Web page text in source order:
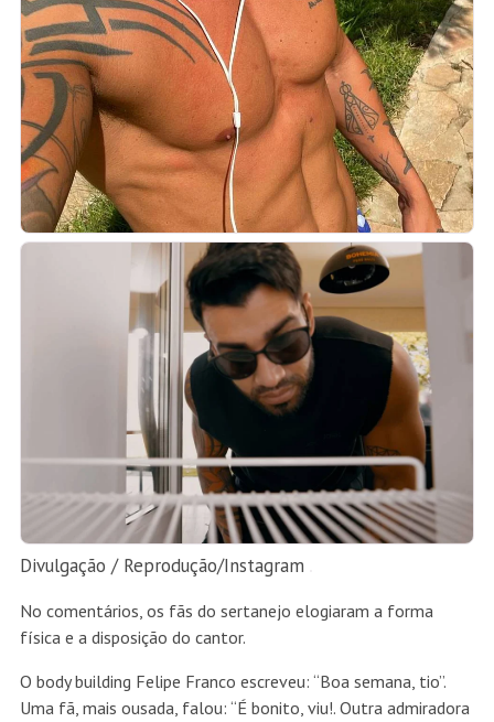
Divulgação / Reprodução/Instagram
No comentários, os fãs do sertanejo elogiaram a forma
física e a disposição do cantor.
O body building Felipe Franco escreveu: “Boa semana, tio”.
Uma fã, mais ousada, falou: “É bonito, viu!. Outra admiradora